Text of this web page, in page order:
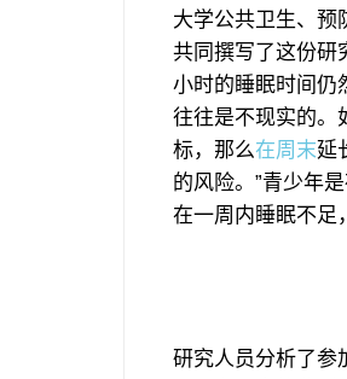
大学公共卫生、预
共同撰写了这份研
小时的睡眠时间仍
往往是不现实的。
标，那么在周末延
的风险。”青少年
在一周内睡眠不足
研究人员分析了参